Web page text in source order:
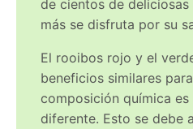
de cientos de
más se disfruta por su
El rooibos rojo y el
beneficios similares
composición química es
diferente. Esto se debe